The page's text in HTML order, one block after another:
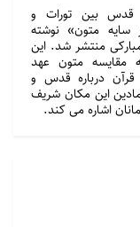
قدس بین تورات و
سایه متون» نوشته
منتشر شد. این
مقایسه متون عهد
درباره قدس و
این مکان شریف
اشاره می کند.